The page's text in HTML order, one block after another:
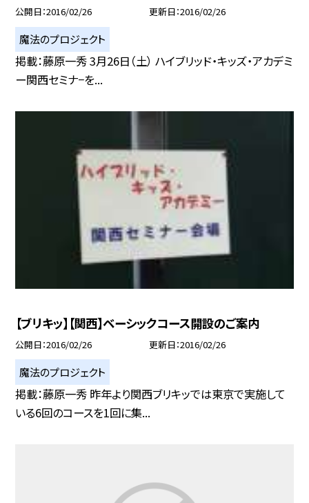
公開日 2016/02/26 更新日 2016/02/26
魔法のプロジェクト
掲載：藤原一秀 3月26日（土） ハイブリッド・キッズ・アカデミ
ー関西セミナ−を...
【ブリキッ】【関西】ベーシックコース開設のご案内
公開日 2016/02/26 更新日 2016/02/26
魔法のプロジェクト
掲載：藤原一秀 昨年より関西ブリキッでは東京で実施して
いる6回のコースを1回に集...